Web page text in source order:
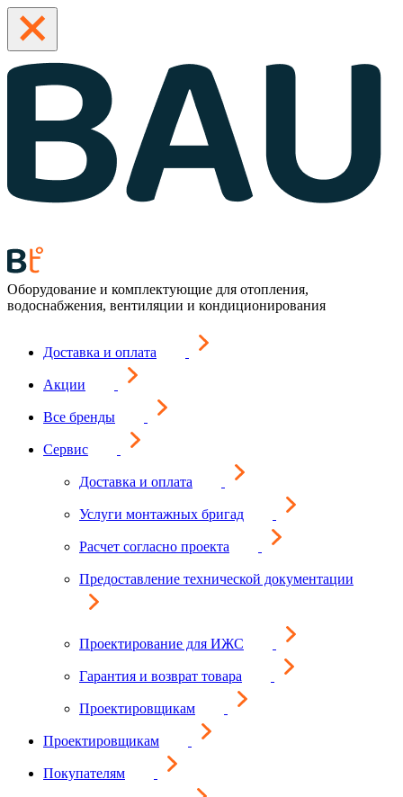
Оборудование и комплектующие для отопления,
водоснабжения, вентиляции и кондиционирования
Доставка и оплата
Акции
Все бренды
Сервис
Доставка и оплата
Услуги монтажных бригад
Расчет согласно проекта
Предоставление технической документации
Проектирование для ИЖС
Гарантия и возврат товара
Проектировщикам
Проектировщикам
Покупателям